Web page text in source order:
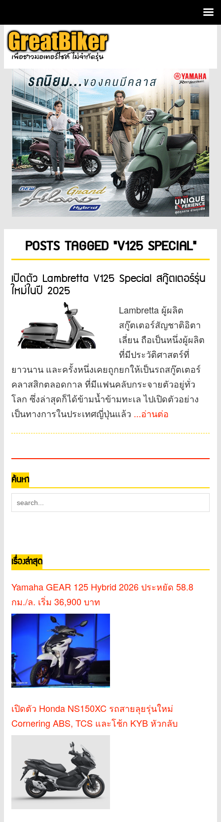
POSTS TAGGED "V125 SPECIAL"
เปิดตัว Lambretta V125 Special สกู๊ตเตอร์รุ่น
ใหม่ในปี 2025
Lambretta ผู้ผลิต
สกู๊ตเตอร์สัญชาติอิตา
เลี่ยน ถือเป็นหนึ่งผู้ผลิต
ที่มีประวัติศาสตร์ที่
ยาวนาน และครั้งหนึ่งเคยถูกยกให้เป็นรถสกู๊ตเตอร์
คลาสสิกตลอดกาล ที่มีแฟนคลับกระจายตัวอยู่ทั่ว
โลก ซึ่งล่าสุดก็ได้ข้ามน้ำข้ามทะเล ไปเปิดตัวอย่าง
เป็นทางการในประเทศญี่ปุ่นแล้ว ...อ่านต่อ
ค้นหา
เรื่องล่าสุด
Yamaha GEAR 125 Hybrid 2026 ประหยัด 58.8
กม./ล. เริ่ม 36,900 บาท
เปิดตัว Honda NS150XC รถสายลุยรุ่นใหม่
Cornering ABS, TCS และโช้ก KYB หัวกลับ